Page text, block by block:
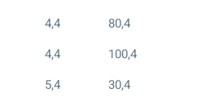
4,4
80,4
4,4
100,4
5,4
30,4